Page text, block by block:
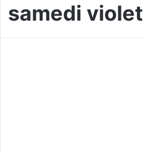
samedi violet